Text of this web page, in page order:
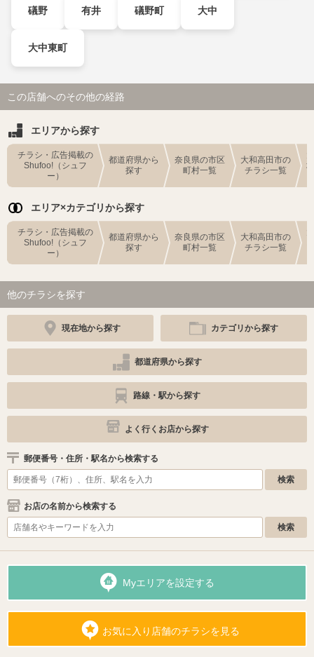
礒野 有井 礒野町 大中
大中東町
この店舗へのその他の経路
エリアから探す
チラシ・広告掲載の
Shufoo!（シュフ
ー）
都道府県から
探す
奈良県の市区
町村一覧
大和高田市の
チラシ一覧
エリア×カテゴリから探す
チラシ・広告掲載の
Shufoo!（シュフ
ー）
都道府県から
探す
奈良県の市区
町村一覧
大和高田市の
チラシ一覧
他のチラシを探す
現在地から探す カテゴリから探す
都道府県から探す
路線・駅から探す
よく行くお店から探す
郵便番号・住所・駅名から検索する
お店の名前から検索する
Myエリアを設定する
お気に入り店舗のチラシを見る